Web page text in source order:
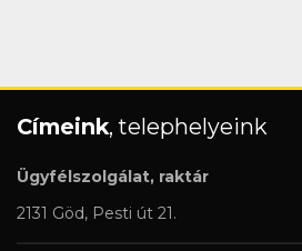
Címeink, telephelyeink
Ügyfélszolgálat, raktár
2131 Göd, Pesti út 21.